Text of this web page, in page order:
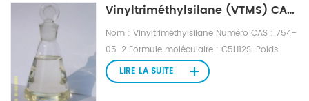
Vinyltriméthylsilane (VTMS) CAS : 754-05-2
Nom : Vinyltriméthylsilane Numéro CAS : 754-
05-2 Formule moléculaire : C5H12Si Poids
moléculaire : 100,23 Numéro EINECS : 212-042-
9 Fichier Mol : 754-05-2.mol
LIRE LA SUITE